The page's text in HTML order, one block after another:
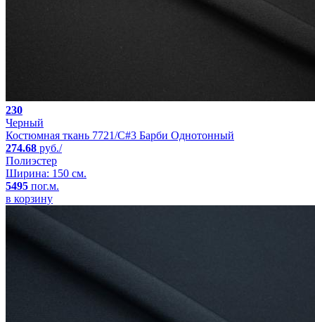
230
Черный
Костюмная ткань 7721/C#3 Барби Однотонный
274.68 руб./
Полиэстер
Ширина: 150 см.
5495 пог.м.
в корзину